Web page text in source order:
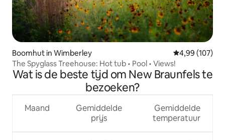
Boomhut in Wimberley Gemiddelde
4,99 (107)
The Spyglass Treehouse: Hot tub • Pool • Views!
Wat is de beste tijd om New Braunfels te
bezoeken?
Maand
Gemiddelde
prijs
Gemiddelde
temperatuur